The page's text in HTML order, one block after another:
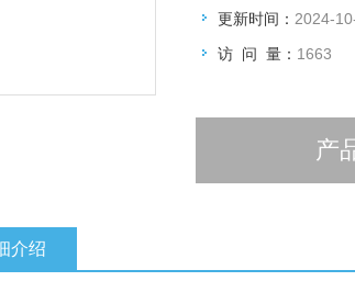
更新时间： 2024-
访 问 量： 1663
产
介绍